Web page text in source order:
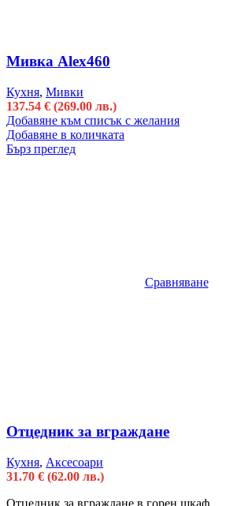
Мивка Alex460
Кухня, Мивки
137.54 € (269.00 лв.)
Добавяне към списък с желания
Добавяне в количката
Бърз преглед
Сравняване
Отцедник за вграждане
Кухня, Аксесоари
31.70 € (62.00 лв.)